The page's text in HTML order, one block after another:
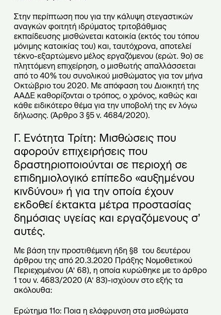
Στην περίπτωση που για την κάλυψη στεγαστικών
αναγκών φοιτητή ιδρύματος τριτοβάθμιας
εκπαίδευσης μισθώνεται κατοικία (εκτός του τόπου
μόνιμης κατοικίας του) και, ταυτόχρονα, αποτελεί
τέκνο-εξαρτώμενο μέλος εργαζόμενου (ερώτ. 9ο) σε
πληττόμενη επιχείρηση, ο μισθωτής απαλλάσσεται
από το 40% του συνολικού μισθώματος για τον μήνα
Οκτώβριο του 2020. Με απόφαση του Διοικητή της
ΑΑΔΕ καθορίζονται ο τρόπος, ο χρόνος, καθώς και
κάθε ειδικότερο θέμα για την υποβολή της εν λόγω
δήλωσης. (Άρθρο 3 §5 ν. 4684/2020).
Γ. Ενότητα Τρίτη: Μισθώσεις που
αφορούν επιχειρήσεις που
δραστηριοποιούνται σε περιοχή σε
επιδημιολογικό επίπεδο «αυξημένου
κινδύνου» ή για την οποία έχουν
εκδοθεί έκτακτα μέτρα προστασίας
δημόσιας υγείας και εργαζόμενους σ’
αυτές.
Με βάση την προστιθέμενη ήδη §8 του δευτέρου
άρθρου της από 20.3.2020 Πράξης Νομοθετικού
Περιεχομένου (Α’ 68), η οποία κυρώθηκε με το άρθρο
1 του ν. 4683/2020 (Α’ 83)-ισχύουν στο εξής τα
ακόλουθα:
Ερώτημα 11ο: Ποια η ελάφρυνση στα μισθώματα